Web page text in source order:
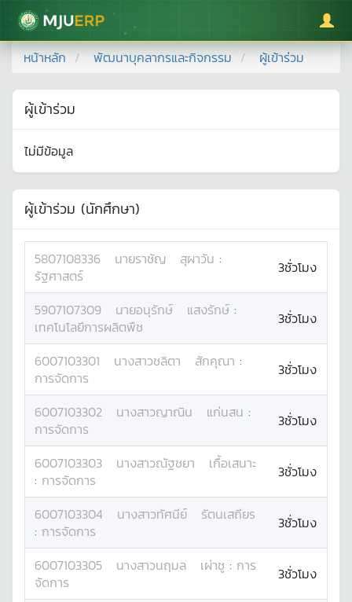
มหาวิทยาลัยแม่โจ้
หน้าหลัก พัฒนาบุคลากรและกิจกรรม ผู้เข้าร่วม
ผู้เข้าร่วม
ไม่มีข้อมูล
ผู้เข้าร่วม (นักศึกษา)
5807108336 นายราชัญ สุผาวัน :
รัฐศาสตร์
3ชั่วโมง
5907107309 นายอนุรักษ์ แสงรักษ์ :
เทคโนโลยีการผลิตพืช
3ชั่วโมง
6007103301 นางสาวชลิตา สักคุณา :
การจัดการ
3ชั่วโมง
6007103302 นางสาวญาณิน แก่นสน :
การจัดการ
3ชั่วโมง
6007103303 นางสาวณัฐชยา
เกื้อเสนาะ
: การจัดการ 3ชั่วโมง
6007103304 นางสาวทัศนีย์
รัตนเสถียร
: การจัดการ 3ชั่วโมง
6007103305 นางสาวนฤมล เผ่าชู : การ
จัดการ
3ชั่วโมง